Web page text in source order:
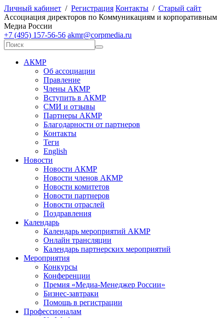
Личный кабинет / Регистрация Контакты / Старый сайт
Ассоциация директоров по Коммуникациям и корпоративным
Медиа России
+7 (495) 157-56-56 akmr@corpmedia.ru
АКМР
Об ассоциации
Правление
Члены АКМР
Вступить в АКМР
СМИ и отзывы
Партнеры АКМР
Благодарности от партнеров
Контакты
Теги
English
Новости
Новости АКМР
Новости членов АКМР
Новости комитетов
Новости партнеров
Новости отраслей
Поздравления
Календарь
Календарь мероприятий АКМР
Онлайн трансляции
Календарь партнерских мероприятий
Мероприятия
Конкурсы
Конференции
Премия «Медиа-Менеджер России»
Бизнес-завтраки
Помощь в регистрации
Профессионалам